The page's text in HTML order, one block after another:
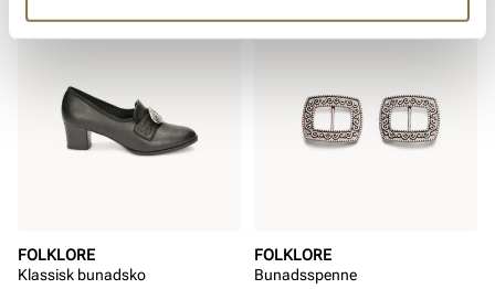
FOLKLORE
Klassisk bunadsko
FOLKLORE
Bunadsspenne